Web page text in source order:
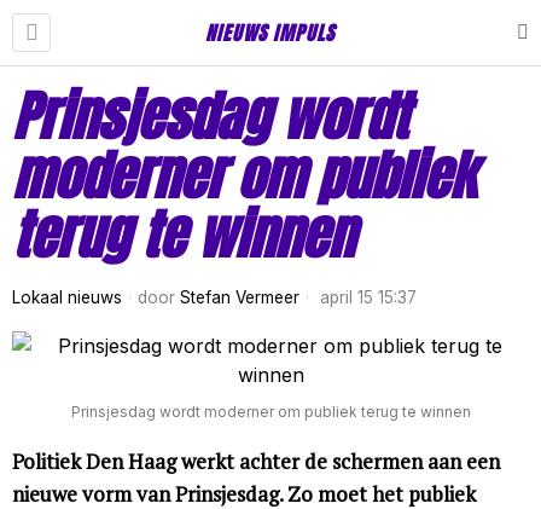
NIEUWS IMPULS
Prinsjesdag wordt
moderner om publiek
terug te winnen
Lokaal nieuws door Stefan Vermeer april 15 15:37
Prinsjesdag wordt moderner om publiek terug te winnen
Politiek Den Haag werkt achter de schermen aan een
nieuwe vorm van Prinsjesdag. Zo moet het publiek